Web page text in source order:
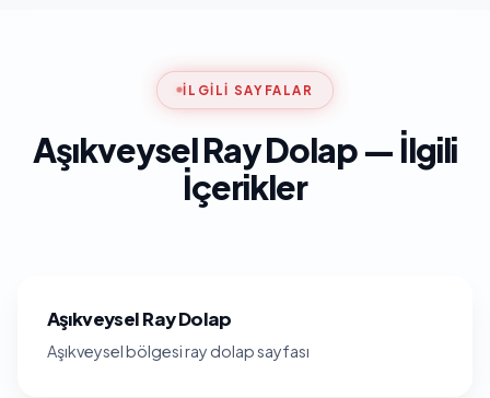
İLGILI SAYFALAR
Aşıkveysel Ray Dolap — İlgili
İçerikler
Aşıkveysel Ray Dolap
Aşıkveysel bölgesi ray dolap sayfası